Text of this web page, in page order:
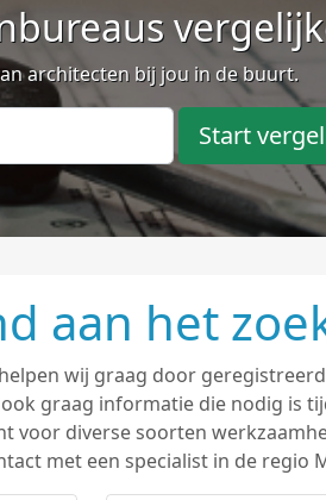
architecten bij jou in de buurt.
Start
aan het
wij graag door
graag informatie die nodig is
voor diverse soorten
met een specialist in de regio